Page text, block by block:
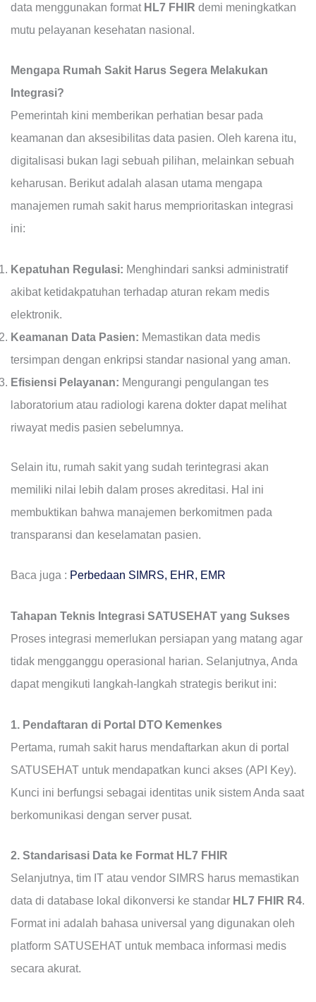
data menggunakan format HL7 FHIR demi meningkatkan
mutu pelayanan kesehatan nasional.
Mengapa Rumah Sakit Harus Segera Melakukan
Integrasi?
Pemerintah kini memberikan perhatian besar pada
keamanan dan aksesibilitas data pasien. Oleh karena itu,
digitalisasi bukan lagi sebuah pilihan, melainkan sebuah
keharusan. Berikut adalah alasan utama mengapa
manajemen rumah sakit harus memprioritaskan integrasi
ini:
Kepatuhan Regulasi: Menghindari sanksi administratif
akibat ketidakpatuhan terhadap aturan rekam medis
elektronik.
Keamanan Data Pasien: Memastikan data medis
tersimpan dengan enkripsi standar nasional yang aman.
Efisiensi Pelayanan: Mengurangi pengulangan tes
laboratorium atau radiologi karena dokter dapat melihat
riwayat medis pasien sebelumnya.
Selain itu, rumah sakit yang sudah terintegrasi akan
memiliki nilai lebih dalam proses akreditasi. Hal ini
membuktikan bahwa manajemen berkomitmen pada
transparansi dan keselamatan pasien.
Baca juga : Perbedaan SIMRS, EHR, EMR
Tahapan Teknis Integrasi SATUSEHAT yang Sukses
Proses integrasi memerlukan persiapan yang matang agar
tidak mengganggu operasional harian. Selanjutnya, Anda
dapat mengikuti langkah-langkah strategis berikut ini:
1. Pendaftaran di Portal DTO Kemenkes
Pertama, rumah sakit harus mendaftarkan akun di portal
SATUSEHAT untuk mendapatkan kunci akses (API Key).
Kunci ini berfungsi sebagai identitas unik sistem Anda saat
berkomunikasi dengan server pusat.
2. Standarisasi Data ke Format HL7 FHIR
Selanjutnya, tim IT atau vendor SIMRS harus memastikan
data di database lokal dikonversi ke standar HL7 FHIR R4.
Format ini adalah bahasa universal yang digunakan oleh
platform SATUSEHAT untuk membaca informasi medis
secara akurat.